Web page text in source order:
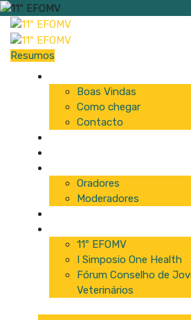
Resumos
Boas Vindas
Como chegar
Contacto
Oradores
Moderadores
11º EFOMV
I Simposio One Health
Fórum Conselho de
Veterinários